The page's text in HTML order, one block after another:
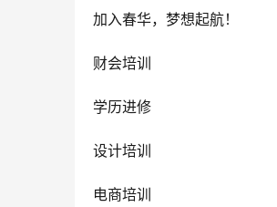
加入春华，梦想起航！
财会培训
学历进修
设计培训
电商培训